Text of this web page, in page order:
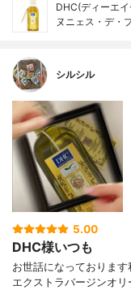
DHC(ディーエ
ヌニェス・デ・
シルシル
5.00
DHC様いつも
お世話になっておりま
エクストラバージンオ